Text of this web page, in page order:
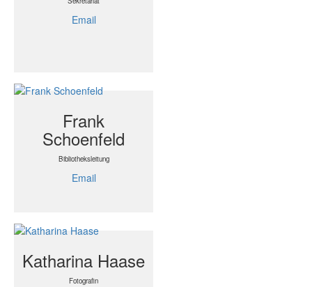
Email
Frank
Schoenfeld
Bibliotheksleitung
Email
Katharina Haase
Fotografin